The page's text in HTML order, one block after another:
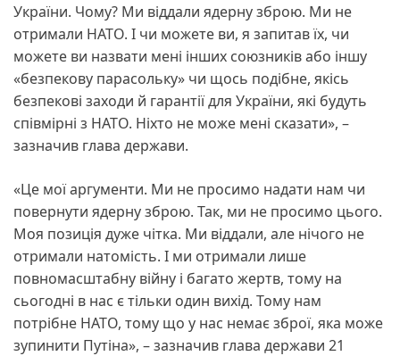
України. Чому? Ми віддали ядерну зброю. Ми не
отримали НАТО. І чи можете ви, я запитав їх, чи
можете ви назвати мені інших союзників або іншу
«безпекову парасольку» чи щось подібне, якісь
безпекові заходи й гарантії для України, які будуть
співмірні з НАТО. Ніхто не може мені сказати», –
зазначив глава держави.
«Це мої аргументи. Ми не просимо надати нам чи
повернути ядерну зброю. Так, ми не просимо цього.
Моя позиція дуже чітка. Ми віддали, але нічого не
отримали натомість. І ми отримали лише
повномасштабну війну і багато жертв, тому на
сьогодні в нас є тільки один вихід. Тому нам
потрібне НАТО, тому що у нас немає зброї, яка може
зупинити Путіна», – зазначив глава держави 21